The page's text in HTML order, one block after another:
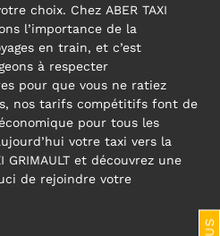
choix. Chez ABER TAXI
l’importance de la
en train, et c’est
à respecter
pour que vous ne ratiez
nos tarifs compétitifs font de
pour tous les
votre taxi vers la
GRIMAULT et découvrez une
de rejoindre votre